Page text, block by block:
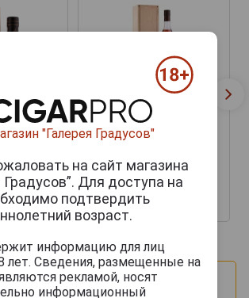
Gelas
1999г
Armagnac Maison Gelas
1999 years Арманьяк
25 211 руб.
отзыв:
"Галерея Градусов"
на сайт магазина
Градусов”. Для доступа на
подтвердить
возраст.
информацию для лиц
лет. Сведения, размещенные на
рекламой, носят
информационный